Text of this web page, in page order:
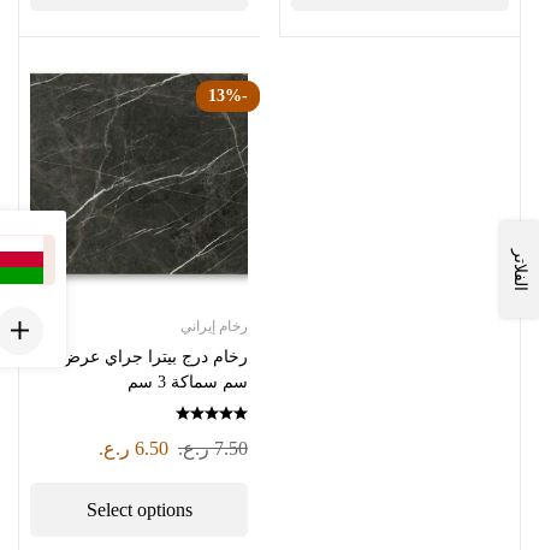
الفلاتر
-13%
رخام إيراني
سم سماكة 3 سم
7.50 ر.ع. 6.50 ر.ع.
Select options